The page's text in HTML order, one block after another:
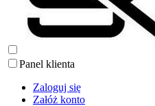
Panel klienta
Zaloguj się
Załóż konto